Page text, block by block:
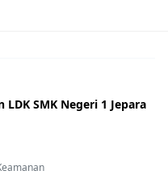
LDK SMK Negeri 1 Jepara